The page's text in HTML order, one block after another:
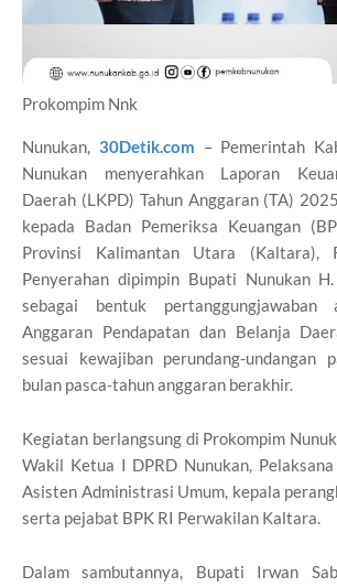
Prokompim Nnk
Nunukan, 30Detik.com – Pemerintah
Nunukan menyerahkan Laporan
Daerah (LKPD) Tahun Anggaran (TA)
kepada Badan Pemeriksa Keuangan
Provinsi Kalimantan Utara (Kaltara),
Penyerahan dipimpin Bupati Nunukan
sebagai bentuk pertanggungjawaban
Anggaran Pendapatan dan Belanja
sesuai kewajiban perundang-undangan
bulan pasca-tahun anggaran berakhir.
Kegiatan berlangsung di Prokompim
Wakil Ketua I DPRD Nunukan, Pelaksana
Asisten Administrasi Umum, kepala
serta pejabat BPK RI Perwakilan Kaltara.
Dalam sambutannya, Bupati Irwan